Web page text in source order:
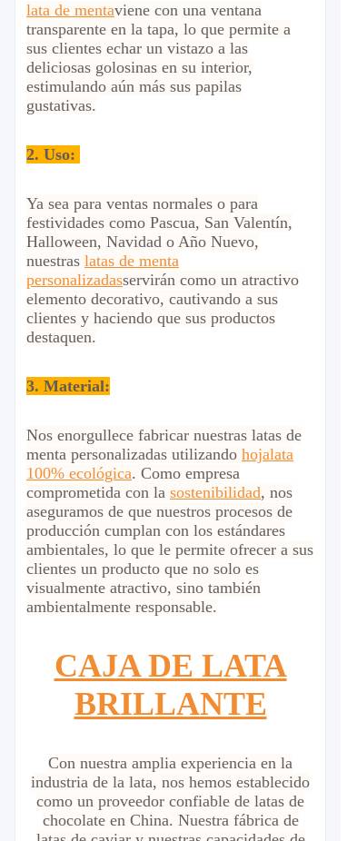
lata de mentaviene con una ventana
transparente en la tapa, lo que permite a
sus clientes echar un vistazo a las
deliciosas golosinas en su interior,
estimulando aún más sus papilas
gustativas.
2. Uso:
Ya sea para ventas normales o para
festividades como Pascua, San Valentín,
Halloween, Navidad o Año Nuevo,
nuestras latas de menta
personalizadasservirán como un atractivo
elemento decorativo, cautivando a sus
clientes y haciendo que sus productos
destaquen.
3. Material:
Nos enorgullece fabricar nuestras latas de
menta personalizadas utilizando hojalata
100% ecológica. Como empresa
comprometida con la sostenibilidad, nos
aseguramos de que nuestros procesos de
producción cumplan con los estándares
ambientales, lo que le permite ofrecer a sus
clientes un producto que no solo es
visualmente atractivo, sino también
ambientalmente responsable.
CAJA DE LATA
BRILLANTE
Con nuestra amplia experiencia en la
industria de la lata, nos hemos establecido
como un proveedor confiable de latas de
chocolate en China. Nuestra fábrica de